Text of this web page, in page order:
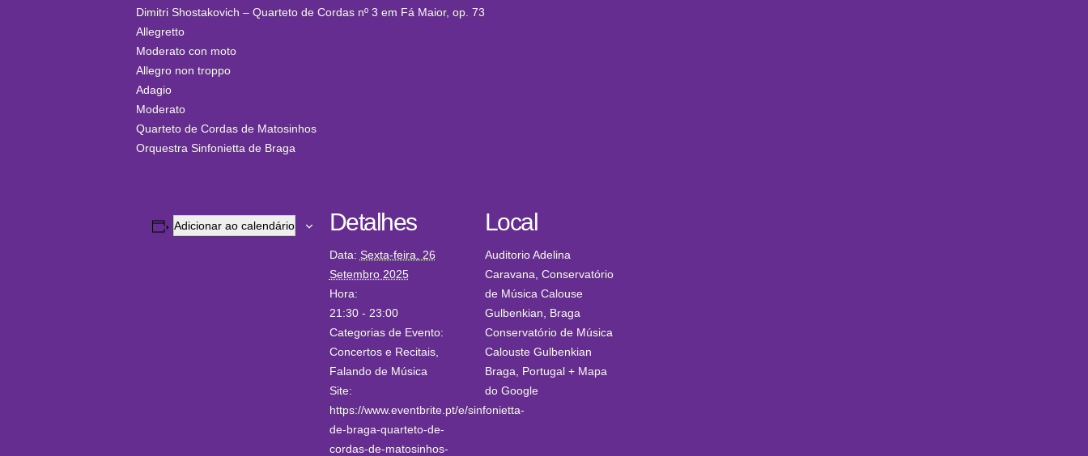
Dimitri Shostakovich – Quarteto de Cordas nº 3 em Fá Maior, op. 73
Allegretto
Moderato con moto
Allegro non troppo
Adagio
Moderato
Quarteto de Cordas de Matosinhos
Orquestra Sinfonietta de Braga
Adicionar ao calendário Detalhes
Data: Sexta-feira, 26
Setembro 2025
Hora:
21:30 - 23:00
Categorias de Evento:
Concertos e Recitais,
Falando de Música
Site:
https://www.eventbrite.pt/e/sinfonietta-
de-braga-quarteto-de-
cordas-de-matosinhos-
Local
Auditorio Adelina
Caravana, Conservatório
de Música Calouse
Gulbenkian, Braga
Conservatório de Música
Calouste Gulbenkian
Braga
Portugal + Mapa
do Google